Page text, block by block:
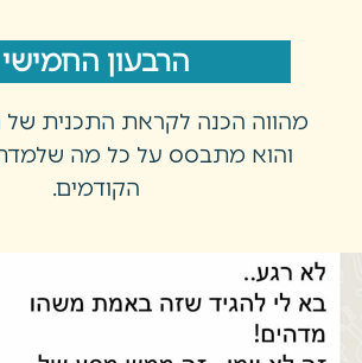
הרבעון החמישי
מהווה הכנה לקראת התכנית
והוא מתבסס על כל מה
הקודמים.